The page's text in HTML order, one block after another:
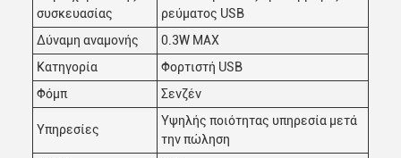
συσκευασίας
ρεύματος USB
Δύναμη αναμονής
0.3W MAX
Κατηγορία
Φορτιστή USB
Φόμπ
Σενζέν
Υπηρεσίες
Υψηλής ποιότητας υπηρεσία μετά
την πώληση